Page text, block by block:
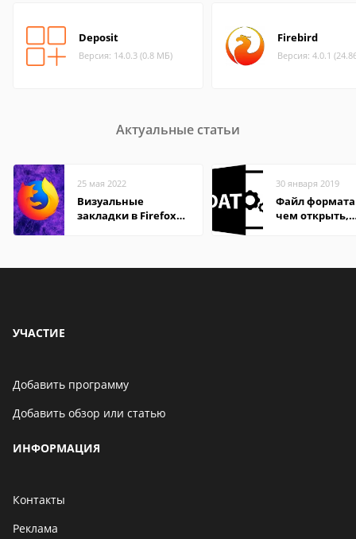
Deposit
Версия: 14.0.3 (0.8 МБ)
Firebird
Версия: 4.0.1
Актуальные статьи
25 мая 2022
Визуальные
закладки в Firefox
30 января 2019
Файл формата
чем открыть,
УЧАСТИЕ
Добавить программу
Добавить обзор или статью
ИНФОРМАЦИЯ
Контакты
Реклама